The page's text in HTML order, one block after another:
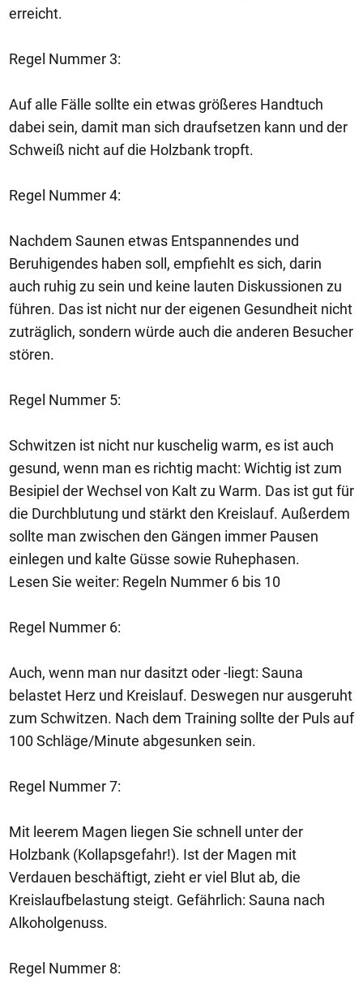
erreicht.
Regel Nummer 3:
Auf alle Fälle sollte ein etwas größeres Handtuch
dabei sein, damit man sich draufsetzen kann und der
Schweiß nicht auf die Holzbank tropft.
Regel Nummer 4:
Nachdem Saunen etwas Entspannendes und
Beruhigendes haben soll, empfiehlt es sich, darin
auch ruhig zu sein und keine lauten Diskussionen zu
führen. Das ist nicht nur der eigenen Gesundheit nicht
zuträglich, sondern würde auch die anderen Besucher
stören.
Regel Nummer 5:
Schwitzen ist nicht nur kuschelig warm, es ist auch
gesund, wenn man es richtig macht: Wichtig ist zum
Besipiel der Wechsel von Kalt zu Warm. Das ist gut für
die Durchblutung und stärkt den Kreislauf. Außerdem
sollte man zwischen den Gängen immer Pausen
einlegen und kalte Güsse sowie Ruhephasen.
Lesen Sie weiter: Regeln Nummer 6 bis 10
Regel Nummer 6:
Auch, wenn man nur dasitzt oder -liegt: Sauna
belastet Herz und Kreislauf. Deswegen nur ausgeruht
zum Schwitzen. Nach dem Training sollte der Puls auf
100 Schläge/Minute abgesunken sein.
Regel Nummer 7:
Mit leerem Magen liegen Sie schnell unter der
Holzbank (Kollapsgefahr!). Ist der Magen mit
Verdauen beschäftigt, zieht er viel Blut ab, die
Kreislaufbelastung steigt. Gefährlich: Sauna nach
Alkoholgenuss.
Regel Nummer 8: